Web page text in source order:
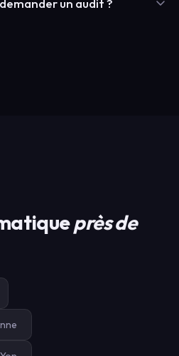
24/7. un audit ?
près de